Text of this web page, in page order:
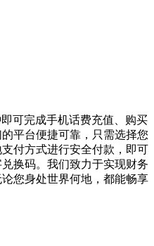
即可完成手机话费充值、购买
平台便捷可靠，只需选择您
付方式进行安全付款，即可
换码。我们致力于实现财务
您身处世界何地，都能畅享